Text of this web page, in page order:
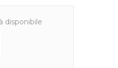
disponibile